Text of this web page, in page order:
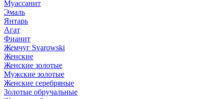
Муассанит
Эмаль
Янтарь
Агат
Фианит
Жемчуг Svarowski
Женские
Женские золотые
Мужские золотые
Женские серебряные
Золотые обручальные